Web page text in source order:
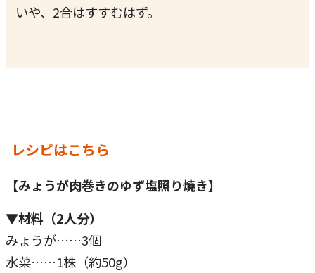
いや、2合はすすむはず。
レシピはこちら
【みょうが肉巻きのゆず塩照り焼き】
▼材料（2人分）
みょうが……3個
水菜……1株（約50g）